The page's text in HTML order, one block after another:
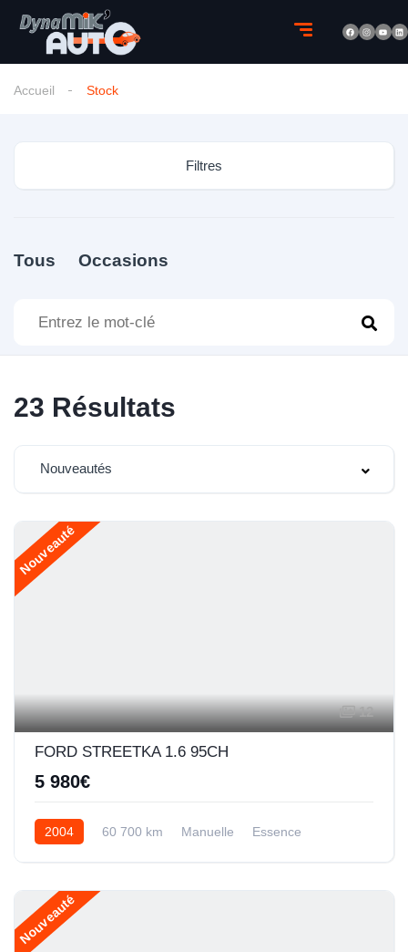
Accueil Stock
Filtres
Tous Occasions
23 Résultats
Nouveautés
Nouveauté
12
FORD STREETKA 1.6 95CH
5 980€
2004 60 700 km Manuelle Essence
Nouveauté